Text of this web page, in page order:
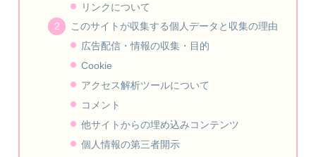
リンクについて
このサイトが収集する個人データと収集の理由
広告配信・情報の収集・目的
Cookie
アクセス解析ツールについて
コメント
他サイトからの埋め込みコンテンツ
個人情報の第三者開示